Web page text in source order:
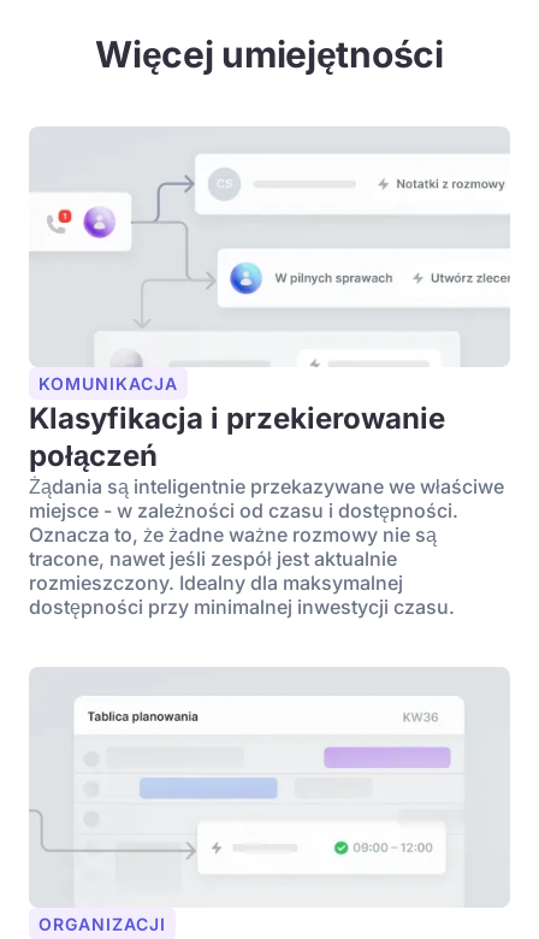
Więcej umiejętności
KOMUNIKACJA
Klasyfikacja i przekierowanie
połączeń
Żądania są inteligentnie przekazywane we właściwe
miejsce - w zależności od czasu i dostępności.
Oznacza to, że żadne ważne rozmowy nie są
tracone, nawet jeśli zespół jest aktualnie
rozmieszczony. Idealny dla maksymalnej
dostępności przy minimalnej inwestycji czasu.
ORGANIZACJI